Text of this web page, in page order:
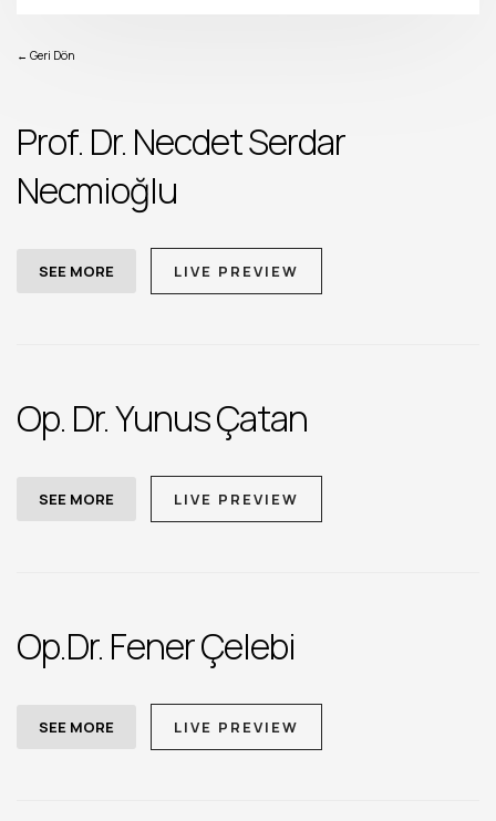
← Geri Dön
Prof. Dr. Necdet Serdar
Necmioğlu
SEE MORE LIVE PREVIEW
Op. Dr. Yunus Çatan
SEE MORE LIVE PREVIEW
Op.Dr. Fener Çelebi
SEE MORE LIVE PREVIEW